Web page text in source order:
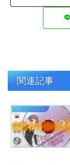
関連記事
と・レコメンド★